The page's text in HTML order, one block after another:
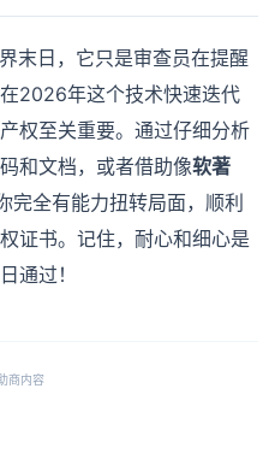
末日，它只是审查员在提醒
2026年这个技术快速迭代
权至关重要。通过仔细分析
和文档，或者借助像软著
完全有能力扭转局面，顺利
证书。记住，耐心和细心是
通过！
商内容